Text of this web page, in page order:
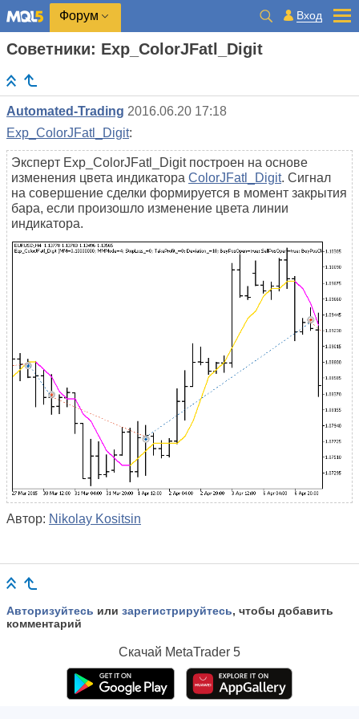
Форум Вход
Советники: Exp_ColorJFatl_Digit
Automated-Trading 2016.06.20 17:18
Exp_ColorJFatl_Digit:
Эксперт Exp_ColorJFatl_Digit построен на основе
изменения цвета индикатора ColorJFatl_Digit. Сигнал
на совершение сделки формируется в момент закрытия
бара, если произошло изменение цвета линии
индикатора.
Автор: Nikolay Kositsin
Авторизуйтесь или зарегистрируйтесь, чтобы добавить
комментарий
Скачай MetaTrader 5